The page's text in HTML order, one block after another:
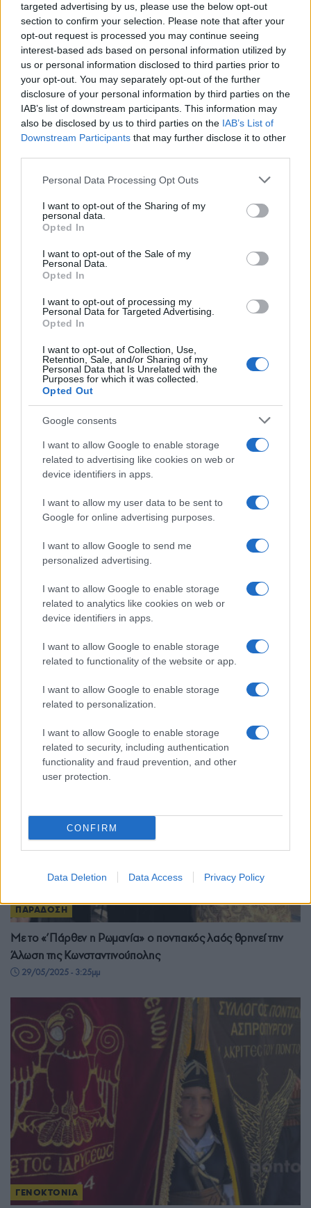
targeted advertising by us, please use the below opt-out
section to confirm your selection. Please note that after your
opt-out request is processed you may continue seeing
interest-based ads based on personal information utilized by
us or personal information disclosed to third parties prior to
your opt-out. You may separately opt-out of the further
disclosure of your personal information by third parties on the
IAB’s list of downstream participants. This information may
also be disclosed by us to third parties on the IAB’s List of
Downstream Participants that may further disclose it to other
Please note that this website/app uses one or more Google
not limited to your visit or usage behaviour. You may click to
grant or deny consent to Google and its third-party tags to
use your data for below specified purposes in below Google
consent section.
Personal Data Processing Opt Outs
I want to opt-out of the Sharing of my
personal data.
Opted In
I want to opt-out of the Sale of my
Personal Data.
Opted In
I want to opt-out of processing my
Personal Data for Targeted Advertising.
Opted In
I want to opt-out of Collection, Use,
Retention, Sale, and/or Sharing of my
Personal Data that Is Unrelated with the
Purposes for which it was collected.
Opted Out
Google consents
I want to allow Google to enable storage
related to advertising like cookies on web or
device identifiers in apps.
I want to allow my user data to be sent to
Google for online advertising purposes.
I want to allow Google to send me
personalized advertising.
I want to allow Google to enable storage
related to analytics like cookies on web or
device identifiers in apps.
I want to allow Google to enable storage
related to functionality of the website or app.
I want to allow Google to enable storage
related to personalization.
I want to allow Google to enable storage
related to security, including authentication
functionality and fraud prevention, and other
user protection.
CONFIRM
Data Deletion Data Access Privacy Policy
ΠΡΟΣΩΠΙΚΟΤΗΤΕΣ
Μανουήλ Α’ Κομνηνός: Ο «ευλογημένος αυτοκράτορας της
Κωνσταντινούπολης» που προσπάθησε να διατηρήσει την
ισχύ του Βυζαντίου
30/11/2025 - 10:30πμ
ΣΑΝ ΣΗΜΕΡΑ...ΣΤΟΝ ΠΟΝΤΟ ΚΑΙ ΑΛΛΟΥ
500 χρόνια από την Άλωση της Τραπεζούντας: Οι ιστορικές
φωτογραφίες-ντοκουμέντα
26/11/2025 - 9:45πμ
ΣΑΝ ΣΗΜΕΡΑ...ΣΤΟΝ ΠΟΝΤΟ ΚΑΙ ΑΛΛΟΥ
15 Αυγούστου 1461, η Άλωση της Τραπεζούντας – Πώς
15/08/2025 - 6:55μμ
ΠΑΡΑΔΟΣΗ
Με το «’Πάρθεν η Ρωμανία» ο ποντιακός λαός θρηνεί την
Άλωση της Κωνσταντινούπολης
29/05/2025 - 3:25μμ
ΓΕΝΟΚΤΟΝΙΑ